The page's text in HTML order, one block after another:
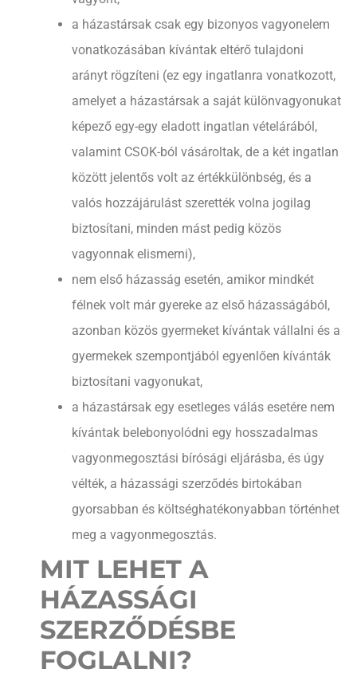
a házastársak csak egy bizonyos vagyonelem
vonatkozásában kívántak eltérő tulajdoni
arányt rögzíteni (ez egy ingatlanra vonatkozott,
amelyet a házastársak a saját különvagyonukat
képező egy-egy eladott ingatlan vételárából,
valamint CSOK-ból vásároltak, de a két ingatlan
között jelentős volt az értékkülönbség, és a
valós hozzájárulást szerették volna jogilag
biztosítani, minden mást pedig közös
vagyonnak elismerni),
nem első házasság esetén, amikor mindkét
félnek volt már gyereke az első házasságából,
azonban közös gyermeket kívántak vállalni és a
gyermekek szempontjából egyenlően kívánták
biztosítani vagyonukat,
a házastársak egy esetleges válás esetére nem
kívántak belebonyolódni egy hosszadalmas
vagyonmegosztási bírósági eljárásba, és úgy
vélték, a házassági szerződés birtokában
gyorsabban és költséghatékonyabban történhet
meg a vagyonmegosztás.
MIT LEHET A
HÁZASSÁGI
SZERZŐDÉSBE
FOGLALNI?